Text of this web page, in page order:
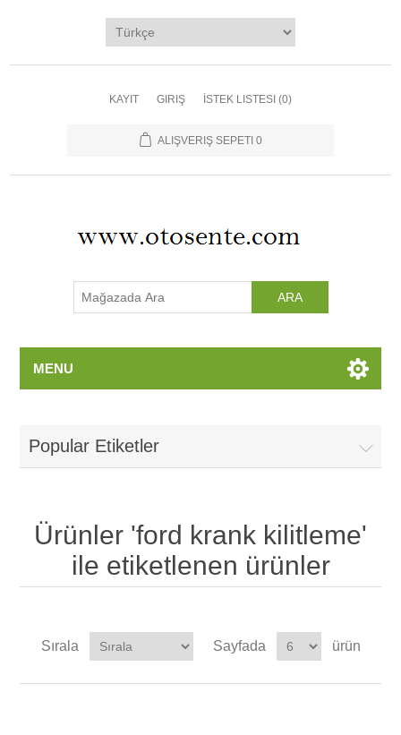
KAYIT GIRIŞ İSTEK LISTESI (0)
ALIŞVERIŞ SEPETI 0
İletişim
MENU
Popular Etiketler
Ürünler 'ford krank kilitleme'
ile etiketlenen ürünler
Sırala Sayfada ürün